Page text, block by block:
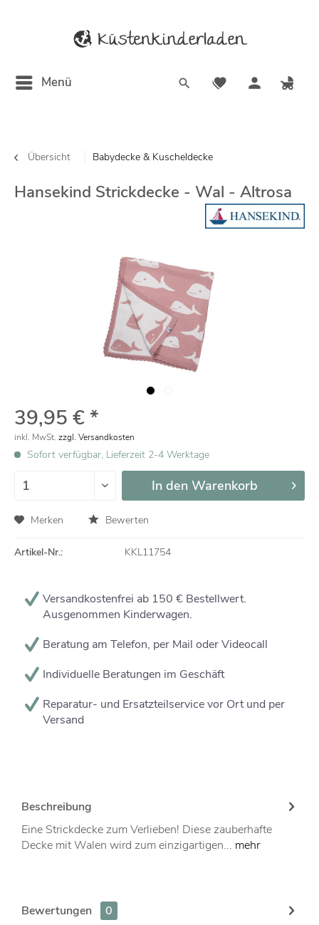
Menü
Übersicht Babydecke & Kuscheldecke
Hansekind Strickdecke - Wal - Altrosa
39,95 € *
inkl. MwSt. zzgl. Versandkosten
Sofort verfügbar, Lieferzeit 2-4 Werktage
In den Warenkorb
Merken Bewerten
Artikel-Nr.: KKL11754
Versandkostenfrei ab 150 € Bestellwert.
Ausgenommen Kinderwagen.
Beratung am Telefon, per Mail oder Videocall
Individuelle Beratungen im Geschäft
Reparatur- und Ersatzteilservice vor Ort und per
Versand
Beschreibung
Eine Strickdecke zum Verlieben! Diese zauberhafte
Decke mit Walen wird zum einzigartigen... mehr
Bewertungen
0